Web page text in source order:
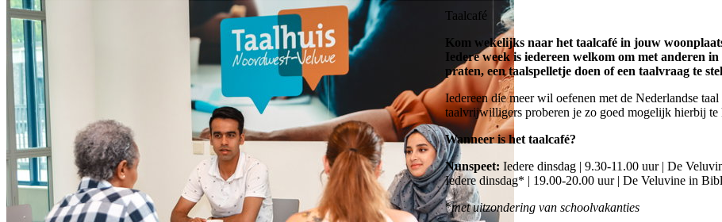
Taalcafé
Kom wekelijks naar het taalcafé in jouw
Iedere week is iedereen welkom om met anderen
praten, een taalspelletje doen of een taalvraag te
Iedereen die meer wil oefenen met de Nederlandse
taalvrijwilligers proberen je zo goed mogelijk hierbij te
Wanneer is het taalcafé?
Nunspeet: Iedere dinsdag | 9.30-11.00 uur | De
Iedere dinsdag* | 19.00-20.00 uur | De Veluvine in
*met uitzondering van schoolvakanties